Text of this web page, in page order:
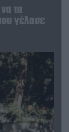
τα
γέλασε